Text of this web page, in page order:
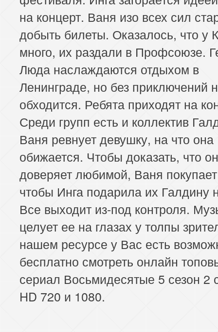
на концерт. Ваня изо всех сил
добыть билеты. Оказалось, что у
много, их раздали в Профсоюзе.
Люда наслаждаются отдыхом в
Ленинграде, но без приключений
обходится. Ребята приходят на
Среди групп есть и коллектив
Ваня ревнует девушку, на что она
обижается. Чтобы доказать, что он
доверяет любимой, Ваня
чтобы Инга подарила их Галдину
Все выходит из-под контроля.
целует ее на глазах у толпы
нашем ресурсе у Вас есть
бесплатно смотреть онлайн
сериал Восьмидесятые 5 сезон 2
HD 720 и 1080.